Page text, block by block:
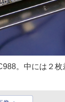
。中には２